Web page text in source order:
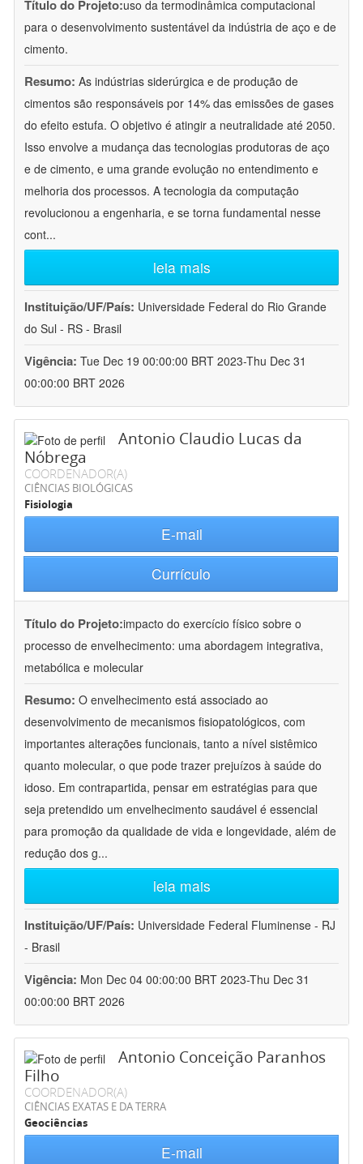
Título do Projeto:uso da termodinâmica computacional
para o desenvolvimento sustentável da indústria de aço e de
cimento.
Resumo: As indústrias siderúrgica e de produção de
cimentos são responsáveis por 14% das emissões de gases
do efeito estufa. O objetivo é atingir a neutralidade até 2050.
Isso envolve a mudança das tecnologias produtoras de aço
e de cimento, e uma grande evolução no entendimento e
melhoria dos processos. A tecnologia da computação
revolucionou a engenharia, e se torna fundamental nesse
cont...
leia mais
Instituição/UF/País: Universidade Federal do Rio Grande
do Sul - RS - Brasil
Vigência: Tue Dec 19 00:00:00 BRT 2023-Thu Dec 31
00:00:00 BRT 2026
Antonio Claudio Lucas da
Nóbrega
COORDENADOR(A)
CIÊNCIAS BIOLÓGICAS
Fisiologia
E-mail
Currículo
Título do Projeto:impacto do exercício físico sobre o
processo de envelhecimento: uma abordagem integrativa,
metabólica e molecular
Resumo: O envelhecimento está associado ao
desenvolvimento de mecanismos fisiopatológicos, com
importantes alterações funcionais, tanto a nível sistêmico
quanto molecular, o que pode trazer prejuízos à saúde do
idoso. Em contrapartida, pensar em estratégias para que
seja pretendido um envelhecimento saudável é essencial
para promoção da qualidade de vida e longevidade, além de
redução dos g...
leia mais
Instituição/UF/País: Universidade Federal Fluminense - RJ
- Brasil
Vigência: Mon Dec 04 00:00:00 BRT 2023-Thu Dec 31
00:00:00 BRT 2026
Antonio Conceição Paranhos
Filho
COORDENADOR(A)
CIÊNCIAS EXATAS E DA TERRA
Geociências
E-mail